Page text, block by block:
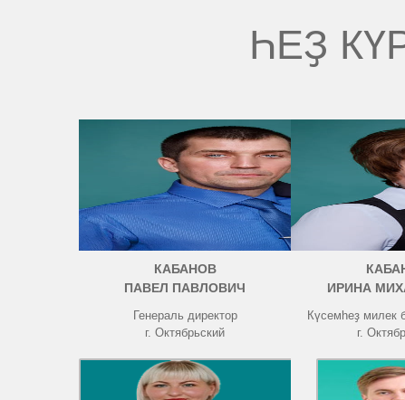
ҺЕҘ
КАБАНОВ
ПАВЕЛ ПАВЛОВИЧ
Генераль директор
г. Октябрьский
ИРИНА
Күсемһеҙ милек
г.